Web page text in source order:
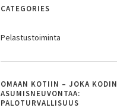
CATEGORIES
Pelastustoiminta
OMAAN KOTIIN – JOKA KODIN
ASUMISNEUVONTAA:
PALOTURVALLISUUS